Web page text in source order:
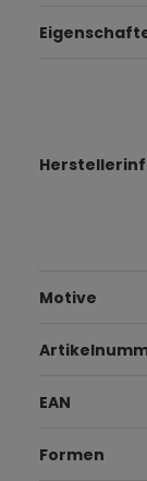
Motive
EAN
Formen